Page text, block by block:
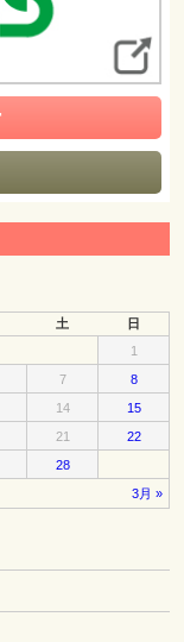
土
日
1
7
8
14
15
21
22
28
3月 »